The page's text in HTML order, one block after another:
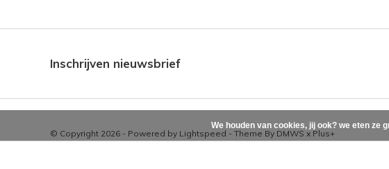
Inschrijven nieuwsbrief
© Copyright 2026 - Powered by Lightspeed - Theme By DMWS x Plus+
We houden van cookies, jij ook? we eten ze